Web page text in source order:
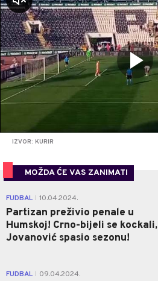
IZVOR: KURIR
MOŽDA ĆE VAS ZANIMATI
FUDBAL 10.04.2024.
Partizan preživio penale u
Humskoj! Crno-bijeli se kockali,
Jovanović spasio sezonu!
FUDBAL 09.04.2024.